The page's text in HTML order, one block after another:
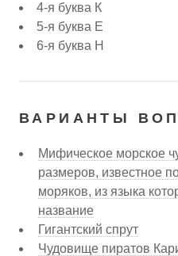
4-я буква К
5-я буква Е
6-я буква Н
ВАРИАНТЫ
Мифическое морское
размеров, известное
моряков, из языка
название
Гигантский спрут
Чудовище пиратов